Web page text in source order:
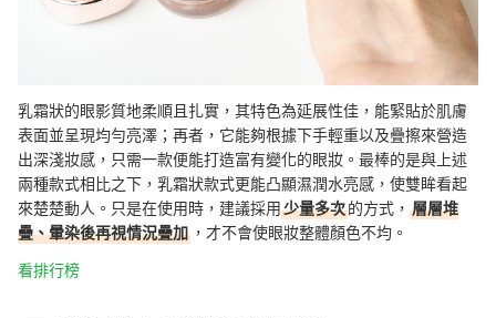
乳霜狀的眼影質地柔順且扎實，其特色為延展性佳，能緊貼於肌膚
表面並呈現均勻亮澤；再者，它能夠根據下手輕重以及疊擦來營造
出深淺妝感，只需一款便能打造富有變化的眼妝。最棒的是與上述
兩種款式相比之下，乳霜狀款式更能凸顯濕潤水亮感，使雙眸看起
來楚楚動人。只是在使用時，建議採用少量多次的方式， 層層堆
疊、暈染後再視情況疊加 ，才不會使眼妝整體顏色不均。
看排行榜